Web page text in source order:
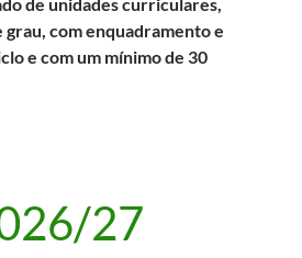
com enquadramento e
e com um mínimo de 30
27